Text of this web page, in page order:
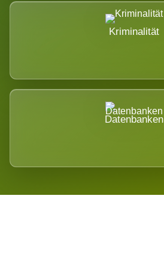
Kriminalität
Datenbanken